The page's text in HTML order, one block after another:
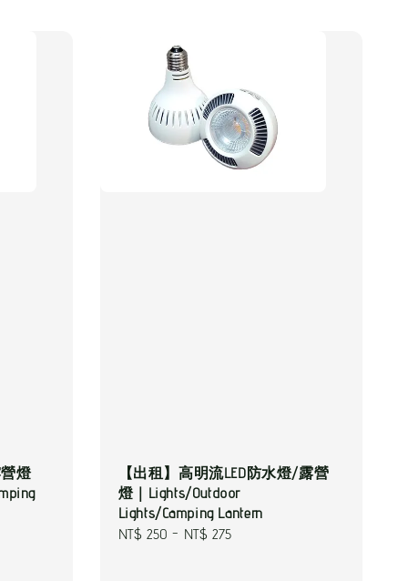
燈
【出租】高明流LED防水燈/露營
燈｜Lights/Outdoor
Lights/Camping Lantern
Regular
NT$ 250 - NT$ 275